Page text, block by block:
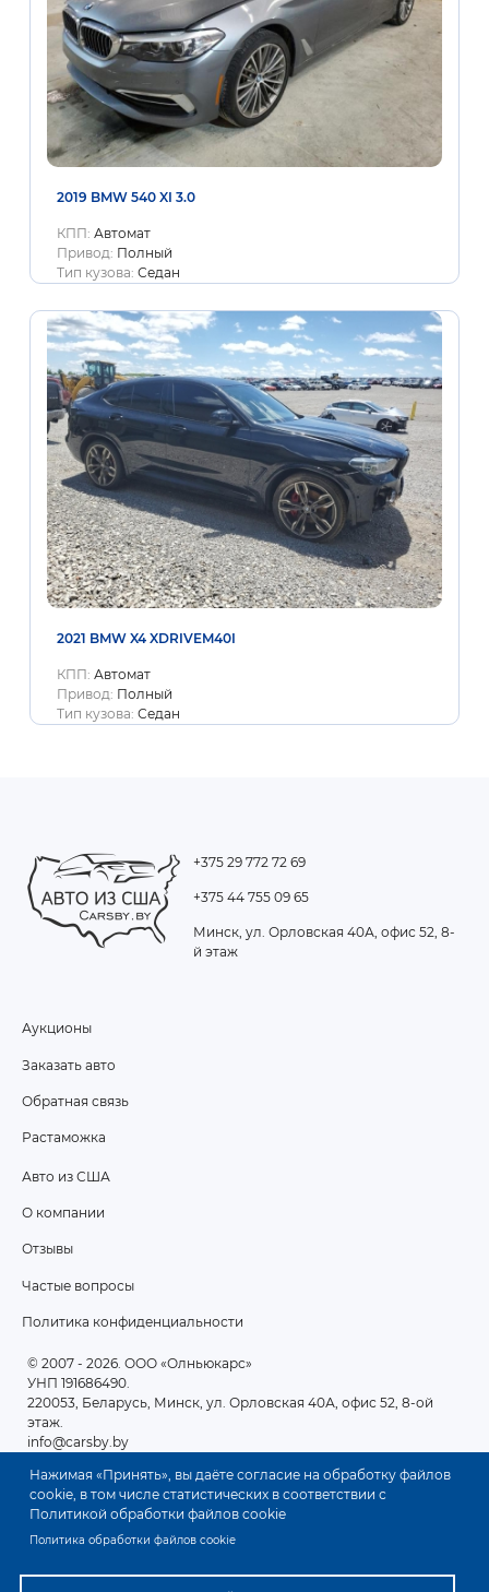
2019 BMW 540 XI 3.0
КПП: Автомат
Привод: Полный
Тип кузова: Седан
2021 BMW X4 XDRIVEM40I
КПП: Автомат
Привод: Полный
Тип кузова: Седан
Нажимая «Принять», вы даёте согласие на обработку файлов
cookie, в том числе статистических в соответствии с
Политикой обработки файлов cookie
Политика обработки файлов cookie
+375 29 772 72 69
+375 44 755 09 65
Минск, ул. Орловская 40А, офис 52, 8-
й этаж
MENU
Аукционы
Заказать авто
Обратная связь
Растаможка
2
Авто из США
О компании
Отзывы
Частые вопросы
Политика конфиденциальности
© 2007 - 2026. ООО «Олньюкарс»
УНП 191686490.
220053, Беларусь, Минск, ул. Орловская 40А, офис 52, 8-ой
этаж.
info@carsby.by